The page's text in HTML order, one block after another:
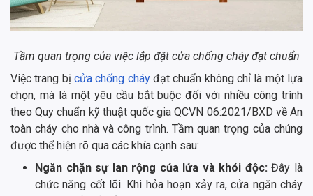
Tầm quan trọng của việc lắp đặt cửa chống cháy đạt chuẩn
Việc trang bị cửa chống cháy đạt chuẩn không chỉ là một lựa
chọn, mà là một yêu cầu bắt buộc đối với nhiều công trình
theo Quy chuẩn kỹ thuật quốc gia QCVN 06:2021/BXD về An
toàn cháy cho nhà và công trình. Tầm quan trọng của chúng
được thể hiện rõ qua các khía cạnh sau:
Ngăn chặn sự lan rộng của lửa và khói độc: Đây là
chức năng cốt lõi. Khi hỏa hoạn xảy ra, cửa ngăn cháy